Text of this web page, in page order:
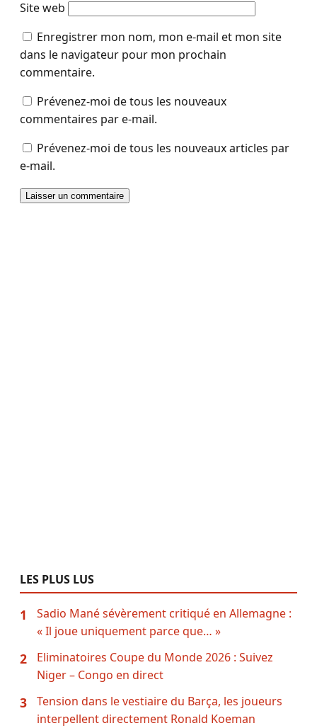
Site web
Enregistrer mon nom, mon e-mail et mon site
dans le navigateur pour mon prochain
commentaire.
Prévenez-moi de tous les nouveaux
commentaires par e-mail.
Prévenez-moi de tous les nouveaux articles par
e-mail.
LES PLUS LUS
1
Sadio Mané sévèrement critiqué en Allemagne :
« Il joue uniquement parce que… »
2
Eliminatoires Coupe du Monde 2026 : Suivez
Niger – Congo en direct
3
Tension dans le vestiaire du Barça, les joueurs
interpellent directement Ronald Koeman